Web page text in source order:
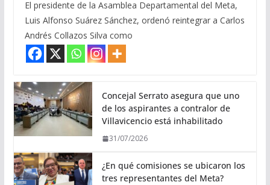
El presidente de la Asamblea Departamental del Meta,
Luis Alfonso Suárez Sánchez, ordenó reintegrar a Carlos
Andrés Collazos Silva como
Concejal Serrato asegura que uno
de los aspirantes a contralor de
Villavicencio está inhabilitado
31/07/2026
¿En qué comisiones se ubicaron los
tres representantes del Meta?